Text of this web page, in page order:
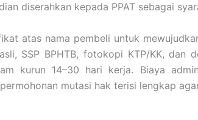
diserahkan kepada PPAT sebagai
atas nama pembeli untuk
SSP BPHTB, fotokopi KTP/KK, dan
kurun 14–30 hari kerja. Biaya
mutasi hak terisi lengkap